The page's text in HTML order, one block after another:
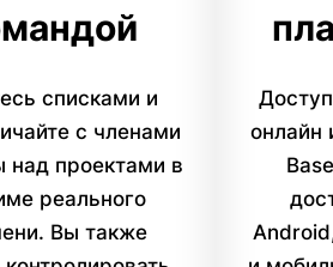
списками и
с членами
над проектами в
реального
Вы также
онлайн